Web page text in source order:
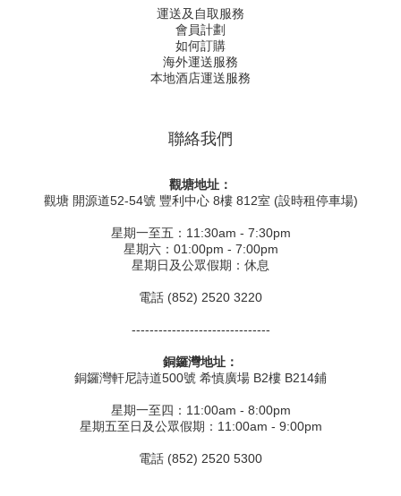
運送及自取服務
會員計劃
如何訂購
海外運送服務
本地酒店運送服務
聯絡我們
觀塘地址：
觀塘 開源道52-54號 豐利中心 8樓 812室 (設時租停車場)
星期一至五：11:30am - 7:30pm
星期六：01:00pm - 7:00pm
星期日及公眾假期：休息
電話 (852) 2520 3220
-------------------------------
銅鑼灣地址：
銅鑼灣軒尼詩道500號 希慎廣場 B2樓 B214鋪
星期一至四：11:00am - 8:00pm
星期五至日及公眾假期：11:00am - 9:00pm
電話 (852) 2520 5300